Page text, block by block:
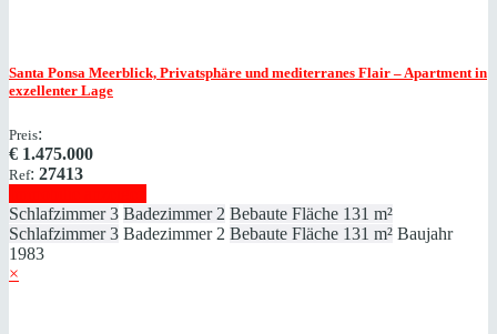
Santa Ponsa Meerblick, Privatsphäre und mediterranes Flair – Apartment in
exzellenter Lage
Preis:
€ 1.475.000
Ref: 27413
Schlafzimmer 3 Badezimmer 2 Bebaute Fläche 131 m²
Schlafzimmer 3 Badezimmer 2 Bebaute Fläche 131 m² Baujahr
1983
×